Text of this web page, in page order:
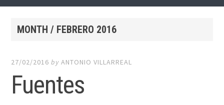
MONTH / FEBRERO 2016
27/02/2016 byANTONIO VILLARREAL
Fuentes